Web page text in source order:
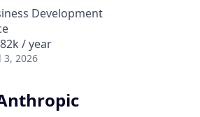
Development
/ year
3, 2026